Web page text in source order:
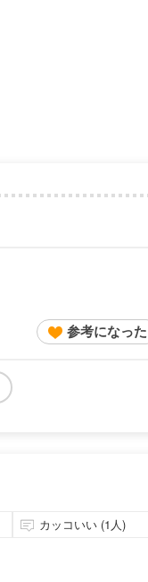
参考になった
カッコいい (1人)